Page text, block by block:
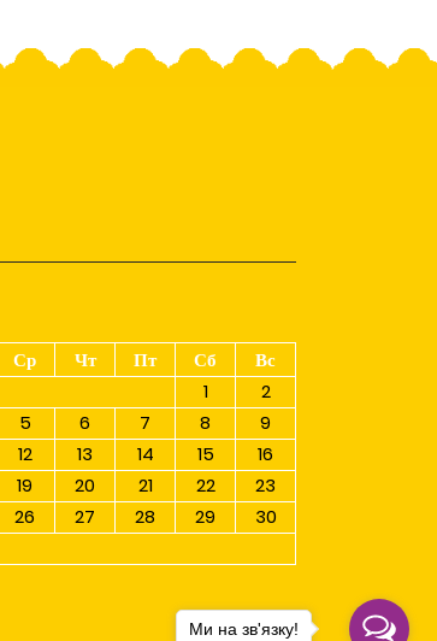
Ср Чт Пт Сб
Вс
1
2
5 6 7 8
9
12 13 14 15
16
19 20 21 22
23
26 27 28 29
30
Ми на зв'язку!